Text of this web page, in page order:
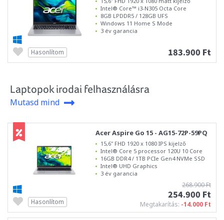
Intel® Core™ i3-N305 Octa Core
8GB LPDDR5 / 128GB UFS
Windows 11 Home S Mode
3 év garancia
183.900 Ft
Hasonlítom
Laptopok irodai felhasználásra
Mutasd mind
Acer Aspire Go 15 - AG15-72P-59PQ
15,6" FHD 1920 x 1080 IPS kijelző
Intel® Core 5 processor 120U 10 Core
16GB DDR4 / 1TB PCIe Gen4 NVMe SSD
Intel® UHD Graphics
3 év garancia
268.900 Ft
254.900 Ft
Megtakarítás: -14.000 Ft
Hasonlítom